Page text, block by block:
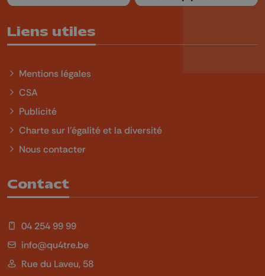
Liens utiles
Mentions légales
CSA
Publicité
Charte sur l'égalité et la diversité
Nous contacter
Contact
04 254 99 99
info@qu4tre.be
Rue du Laveu, 58